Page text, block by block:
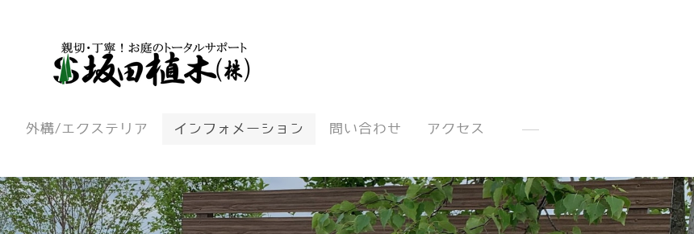
外構/エクステリア インフォメーション 問い合わせ アクセス